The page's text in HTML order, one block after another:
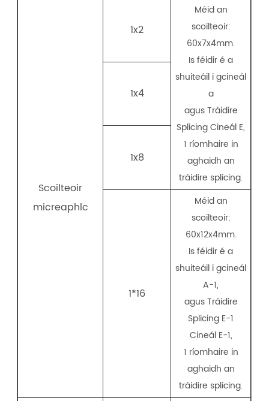
Scoilteoir
micreaphlc
1x2
Méid an
scoilteoir:
60x7x4mm.
Is féidir é a
shuiteáil i gcineál
a
agus Tráidire
Splicing Cineál E,
1 ríomhaire in
aghaidh an
tráidire splicing.
1x4
1x8
1*16
Méid an
scoilteoir:
60x12x4mm.
Is féidir é a
shuiteáil i gcineál
A-1,
agus Tráidire
Splicing E-1
Cineál E-1,
1 ríomhaire in
aghaidh an
tráidire splicing.